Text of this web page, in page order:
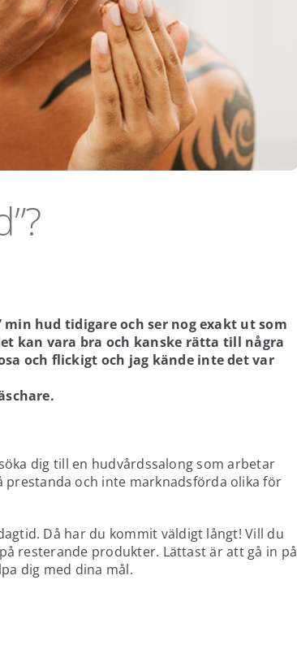
hud tidigare och ser nog exakt ut som
kan vara bra och kanske rätta till några
och flickigt och jag kände inte det var
dig till en hudvårdssalong som arbetar
och inte marknadsförda olika för
Då har du kommit väldigt långt! Vill du
resterande produkter. Lättast är att gå in på
dig med dina mål.